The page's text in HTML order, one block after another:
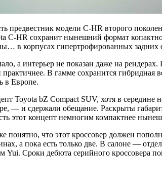
предвестник модели C-HR второго
C-HR сохранит нынешний формат
в корпусах гипертрофированных задних
а интерьер не показан даже на
практичнее. В гамме сохранится
в Европе.
Toyota bZ Compact SUV, хотя в
— и сдержали обещание. Раскрыты
этот концепт немногим компактнее
что этот кроссовер должен
а пока есть только две. В салоне —
Сроки дебюта серийного кроссовера